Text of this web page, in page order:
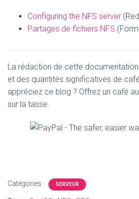
Configuring the NFS server
Partages de fichiers NFS
La rédaction de cette
et des quantités significatives de
appréciez ce blog ? Offrez un café
sur la tasse.
Catégories : SERVEUR